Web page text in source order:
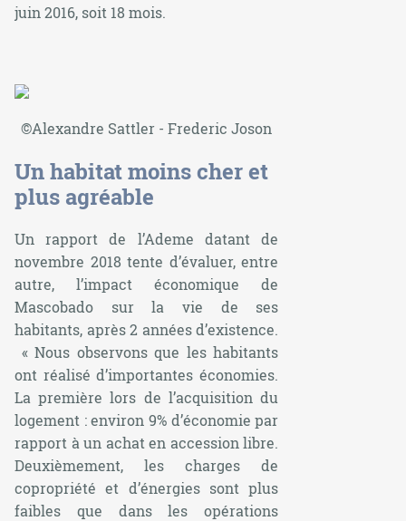
juin 2016, soit 18 mois.
©Alexandre Sattler - Frederic Joson
Un habitat moins cher et
plus agréable
Un rapport de l’Ademe datant de
novembre 2018 tente d’évaluer, entre
autre, l’impact économique de
Mascobado sur la vie de ses
habitants, après 2 années d’existence.
« Nous observons que les habitants
ont réalisé d’importantes économies.
La première lors de l’acquisition du
logement : environ 9% d’économie par
rapport à un achat en accession libre.
Deuxièmement, les charges de
copropriété et d’énergies sont plus
faibles que dans les opérations